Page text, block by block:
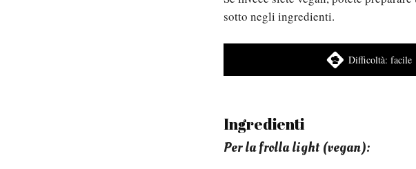
sotto negli ingredienti.
Difficoltà:facile
Ingredienti
Per la frolla light (vegan):